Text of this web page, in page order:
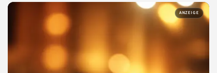
ANZEIGE